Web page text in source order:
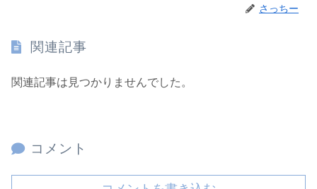
さっちー
関連記事
関連記事は見つかりませんでした。
コメント